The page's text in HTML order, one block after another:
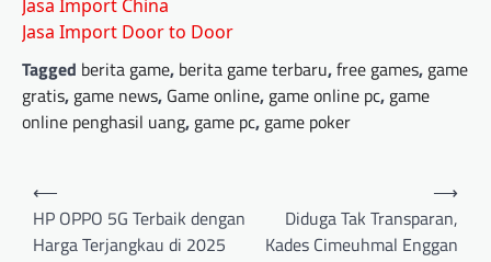
Jasa Import China
Jasa Import Door to Door
Tagged berita game, berita game terbaru,free games, game
gratis, game news, Game online, game online pc, game
online penghasil uang, game pc, game poker
Post
navigation
⟵
HP OPPO 5G Terbaik dengan
Harga Terjangkau di 2025
Diduga Tak Transparan,
Kades Cimeuhmal Enggan
⟶